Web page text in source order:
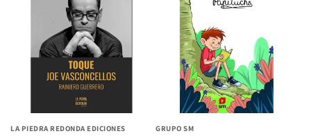
LA PIEDRA REDONDA EDICIONES GRUPO SM